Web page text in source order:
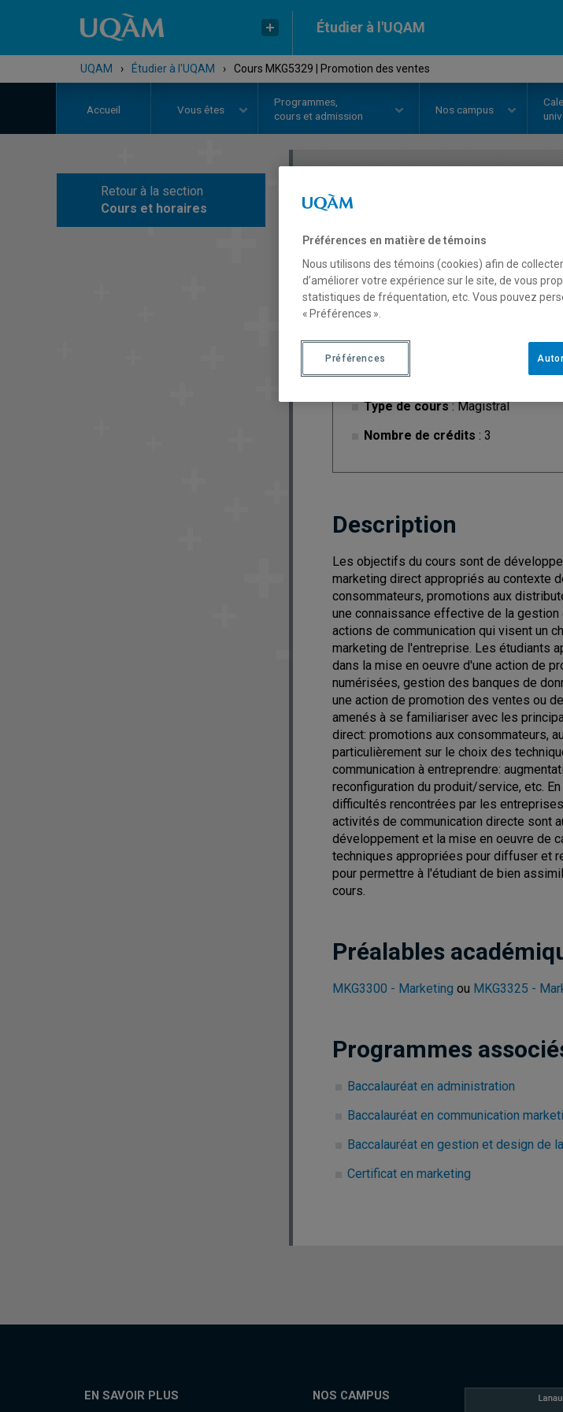
Étudier à l'UQAM
UQAM › Étudier à l'UQAM › Cours MKG5329 | Promotion des ventes
Accueil Vous êtes
Programmes,
cours et admission
Nos campus
Retour à la section
Cours et horaires
COURS
Description Horaire
Cycle: 1
Type de cours: Magistral
Nombre de crédits : 3
Description
Les objectifs du cours sont de
marketing direct appropriés au contexte
consommateurs, promotions aux
une connaissance effective de la
actions de communication qui visent un
marketing de l'entreprise. Les étudiants
dans la mise en oeuvre d'une action de
numérisées, gestion des banques de
une action de promotion des ventes ou
amenés à se familiariser avec les
direct: promotions aux consommateurs,
particulièrement sur le choix des
communication à entreprendre:
reconfiguration du produit/service, etc.
difficultés rencontrées par les
activités de communication directe sont
développement et la mise en oeuvre de
techniques appropriées pour diffuser et
pour permettre à l'étudiant de bien
cours.
Préalables
MKG3300 - Marketing ou MKG3325 -
Programmes
Baccalauréat en administration
Baccalauréat en communication
Baccalauréat en gestion et design de
Certificat en marketing
EN SAVOIR PLUS NOS CAMPUS
Préférences en matière de témoins
Nous utilisons des témoins (cookies) afin de
d’améliorer votre expérience sur le site, de vous
statistiques de fréquentation, etc. Vous pouvez
« Préférences ».
Préférences